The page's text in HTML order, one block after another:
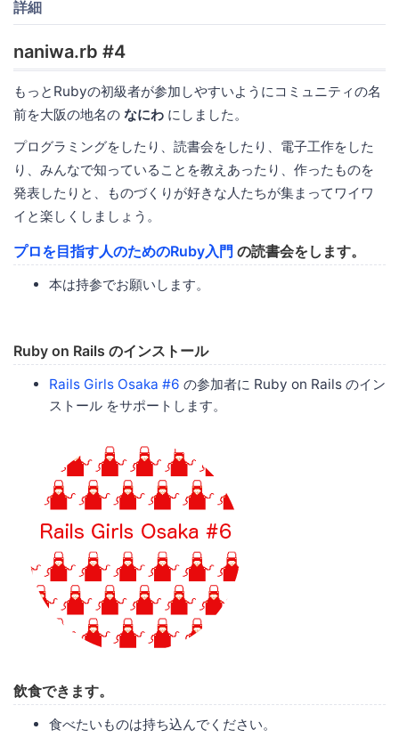
詳細
naniwa.rb #4
もっとRubyの初級者が参加しやすいようにコミュニティの名
前を大阪の地名の なにわ にしました。
プログラミングをしたり、読書会をしたり、電子工作をした
り、みんなで知っていることを教えあったり、作ったものを
発表したりと、ものづくりが好きな人たちが集まってワイワ
イと楽しくしましょう。
プロを目指す人のためのRuby入門 の読書会をします。
本は持参でお願いします。
Ruby on Rails のインストール
Rails Girls Osaka #6 の参加者に Ruby on Rails のイン
ストール をサポートします。
飲食できます。
食べたいものは持ち込んでください。